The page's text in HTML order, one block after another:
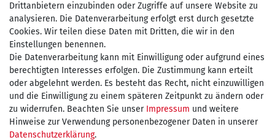
Zahlen Sie bequem per
Wir versenden mit
kostenfreie Lieferung
innerhalb Deutschland ab 75€
Drittanbietern einzubinden oder Zugriffe auf unsere Website zu
analysieren. Die Datenverarbeitung erfolgt erst durch gesetzte
Cookies. Wir teilen diese Daten mit Dritten, die wir in den
Einstellungen benennen.
Die Datenverarbeitung kann mit Einwilligung oder aufgrund eines
berechtigten Interesses erfolgen. Die Zustimmung kann erteilt
oder abgelehnt werden. Es besteht das Recht, nicht einzuwilligen
und die Einwilligung zu einem späteren Zeitpunkt zu ändern oder
zu widerrufen. Beachten Sie unser Impressum und weitere
Hinweise zur Verwendung personenbezogener Daten in unserer
Daten­schutz­erklärung.